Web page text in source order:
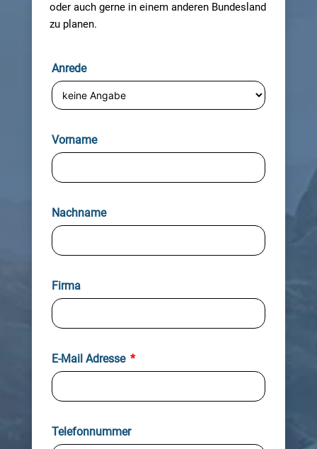
oder auch gerne in einem anderen Bundesland
zu planen.
Anrede
Vorname
Nachname
Firma
E-Mail Adresse
Telefonnummer